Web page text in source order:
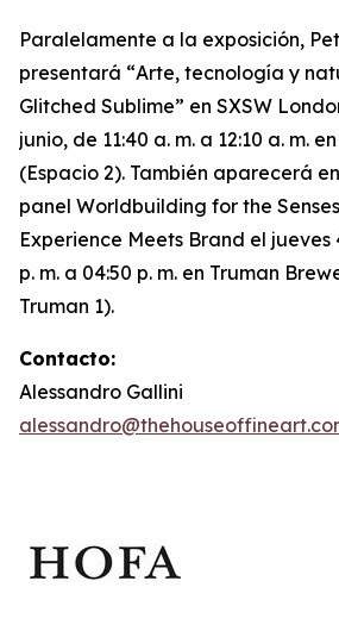
Paralelamente a la exposición,
presentará “Arte, tecnología y
Glitched Sublime” en SXSW
junio, de 11:40 a. m. a 12:10 a. m.
(Espacio 2). También aparecerá
panel Worldbuilding for the
Experience Meets Brand el jueves
p. m. a 04:50 p. m. en Truman
Truman 1).
Contacto:
Alessandro Gallini